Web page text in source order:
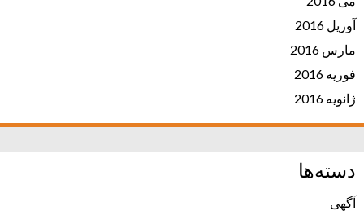
آوریل 2016
مارس 2016
فوریه 2016
ژانویه 2016
دسته‌ها
آگهی